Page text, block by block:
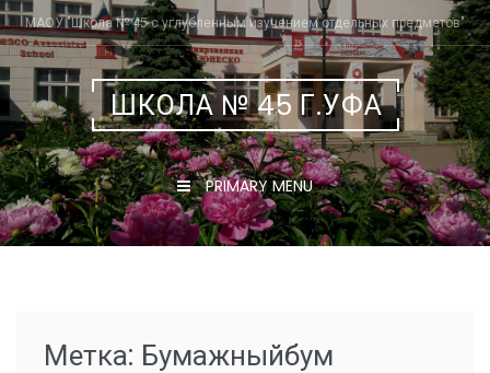
Skip
to
content
МАОУ "Школа № 45 с углубленным изучением отдельных предметов"
ШКОЛА № 45 Г.УФА
PRIMARY MENU
Метка: Бумажныйбум